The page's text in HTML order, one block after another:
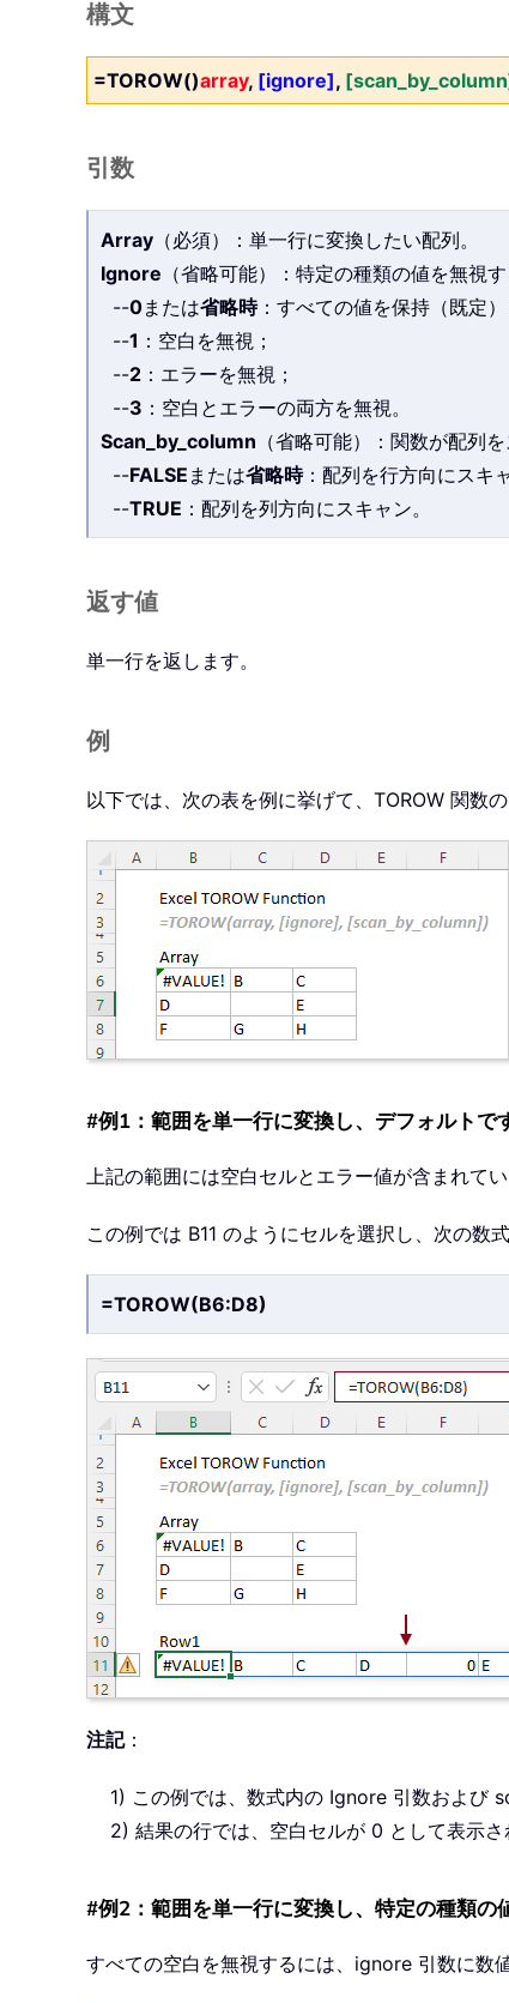
構文
=TOROW()array, [ignore],
引数
Array （必須）：単一行に変換したい配列。
Ignore （省略可能）：特定の種類の値を無視
--0または省略時：すべての値を保持（既定）
--1 ：空白を無視；
--2 ：エラーを無視；
--3 ：空白とエラーの両方を無視。
Scan_by_column （省略可能）：関数が配列
--FALSE または省略時：配列を行方向にスキ
--TRUE ：配列を列方向にスキャン。
返す値
単一行を返します。
例
以下では、次の表を例に挙げて、TOROW 関数
#例1：範囲を単一行に変換し、デフォルトで
上記の範囲には空白セルとエラー値が含まれて
この例では B11 のようにセルを選択し、次の数
=TOROW(B6:D8)
注記：
1) この例では、数式内の Ignore 引数および
2) 結果の行では、空白セルが 0 として表示さ
#例2：範囲を単一行に変換し、特定の種類の
すべての空白を無視するには、ignore 引数に数